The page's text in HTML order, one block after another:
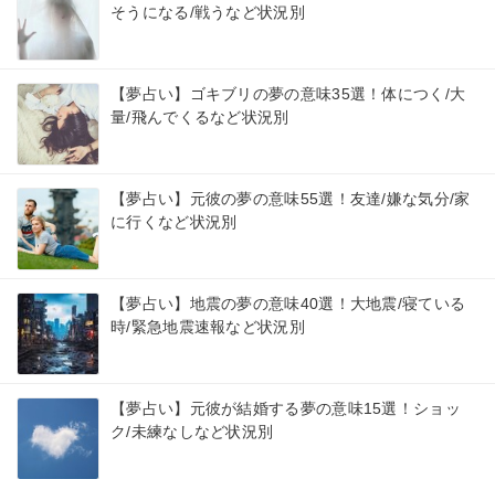
そうになる/戦うなど状況別
【夢占い】ゴキブリの夢の意味35選！体につく/大
量/飛んでくるなど状況別
【夢占い】元彼の夢の意味55選！友達/嫌な気分/家
に行くなど状況別
【夢占い】地震の夢の意味40選！大地震/寝ている
時/緊急地震速報など状況別
【夢占い】元彼が結婚する夢の意味15選！ショッ
ク/未練なしなど状況別